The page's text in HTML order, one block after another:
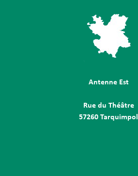
Antenne Est
Rue du Théâtre
57260 Tarquimpol